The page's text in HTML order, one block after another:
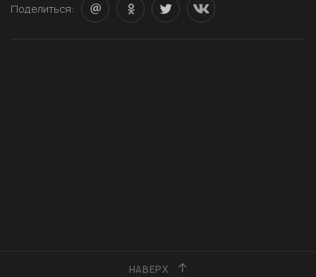
Поделиться:
НАВЕРХ